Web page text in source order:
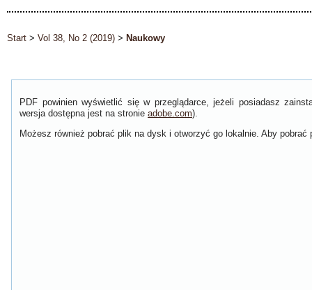
Start > Vol 38, No 2 (2019) > Naukowy
PDF powinien wyświetlić się w przeglądarce, jeżeli posiadasz
wersja dostępna jest na stronie adobe.com).
Możesz również pobrać plik na dysk i otworzyć go lokalnie. Aby